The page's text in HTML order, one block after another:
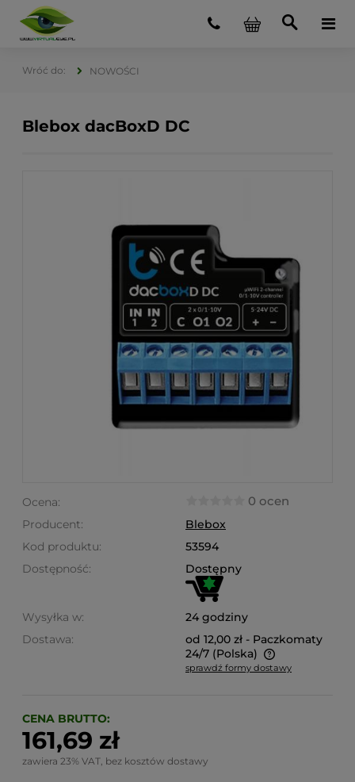
NOWOŚCI
Blebox dacBoxD DC
Ocena: 0 ocen
Producent:
Blebox
Kod produktu:
53594
Dostępność:
Dostępny
Wysyłka w:
24 godziny
Dostawa:
od 12,00 zł - Paczkomaty
24/7 (Polska)
Cena nie zawiera ewentualnych kosztów płatności
sprawdź formy dostawy
CENA BRUTTO:
161,69 zł
zawiera 23% VAT, bez kosztów dostawy